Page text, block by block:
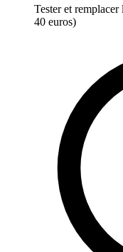
Tester et
40 euros)